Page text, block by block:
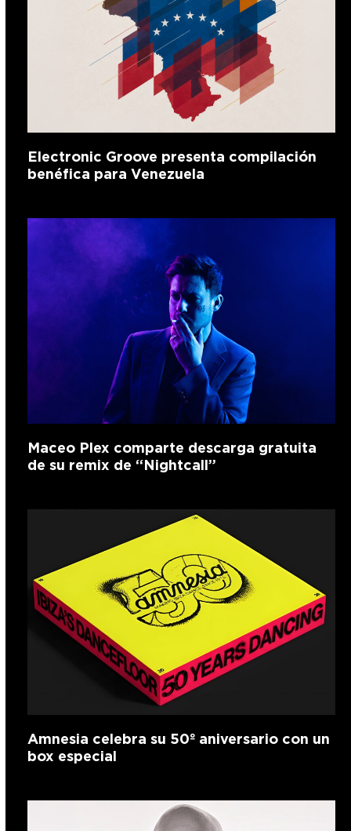
Electronic Groove presenta compilación
benéfica para Venezuela
Maceo Plex comparte descarga gratuita
de su remix de “Nightcall”
Amnesia celebra su 50º aniversario con un
box especial